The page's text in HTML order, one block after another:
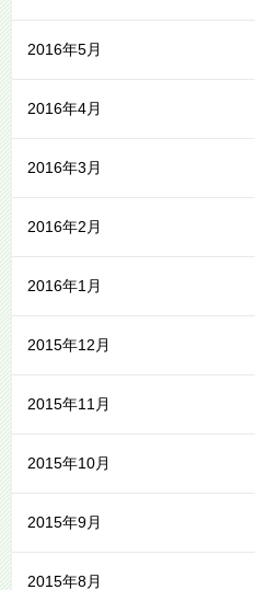
2016年5月
2016年4月
2016年3月
2016年2月
2016年1月
2015年12月
2015年11月
2015年10月
2015年9月
2015年8月